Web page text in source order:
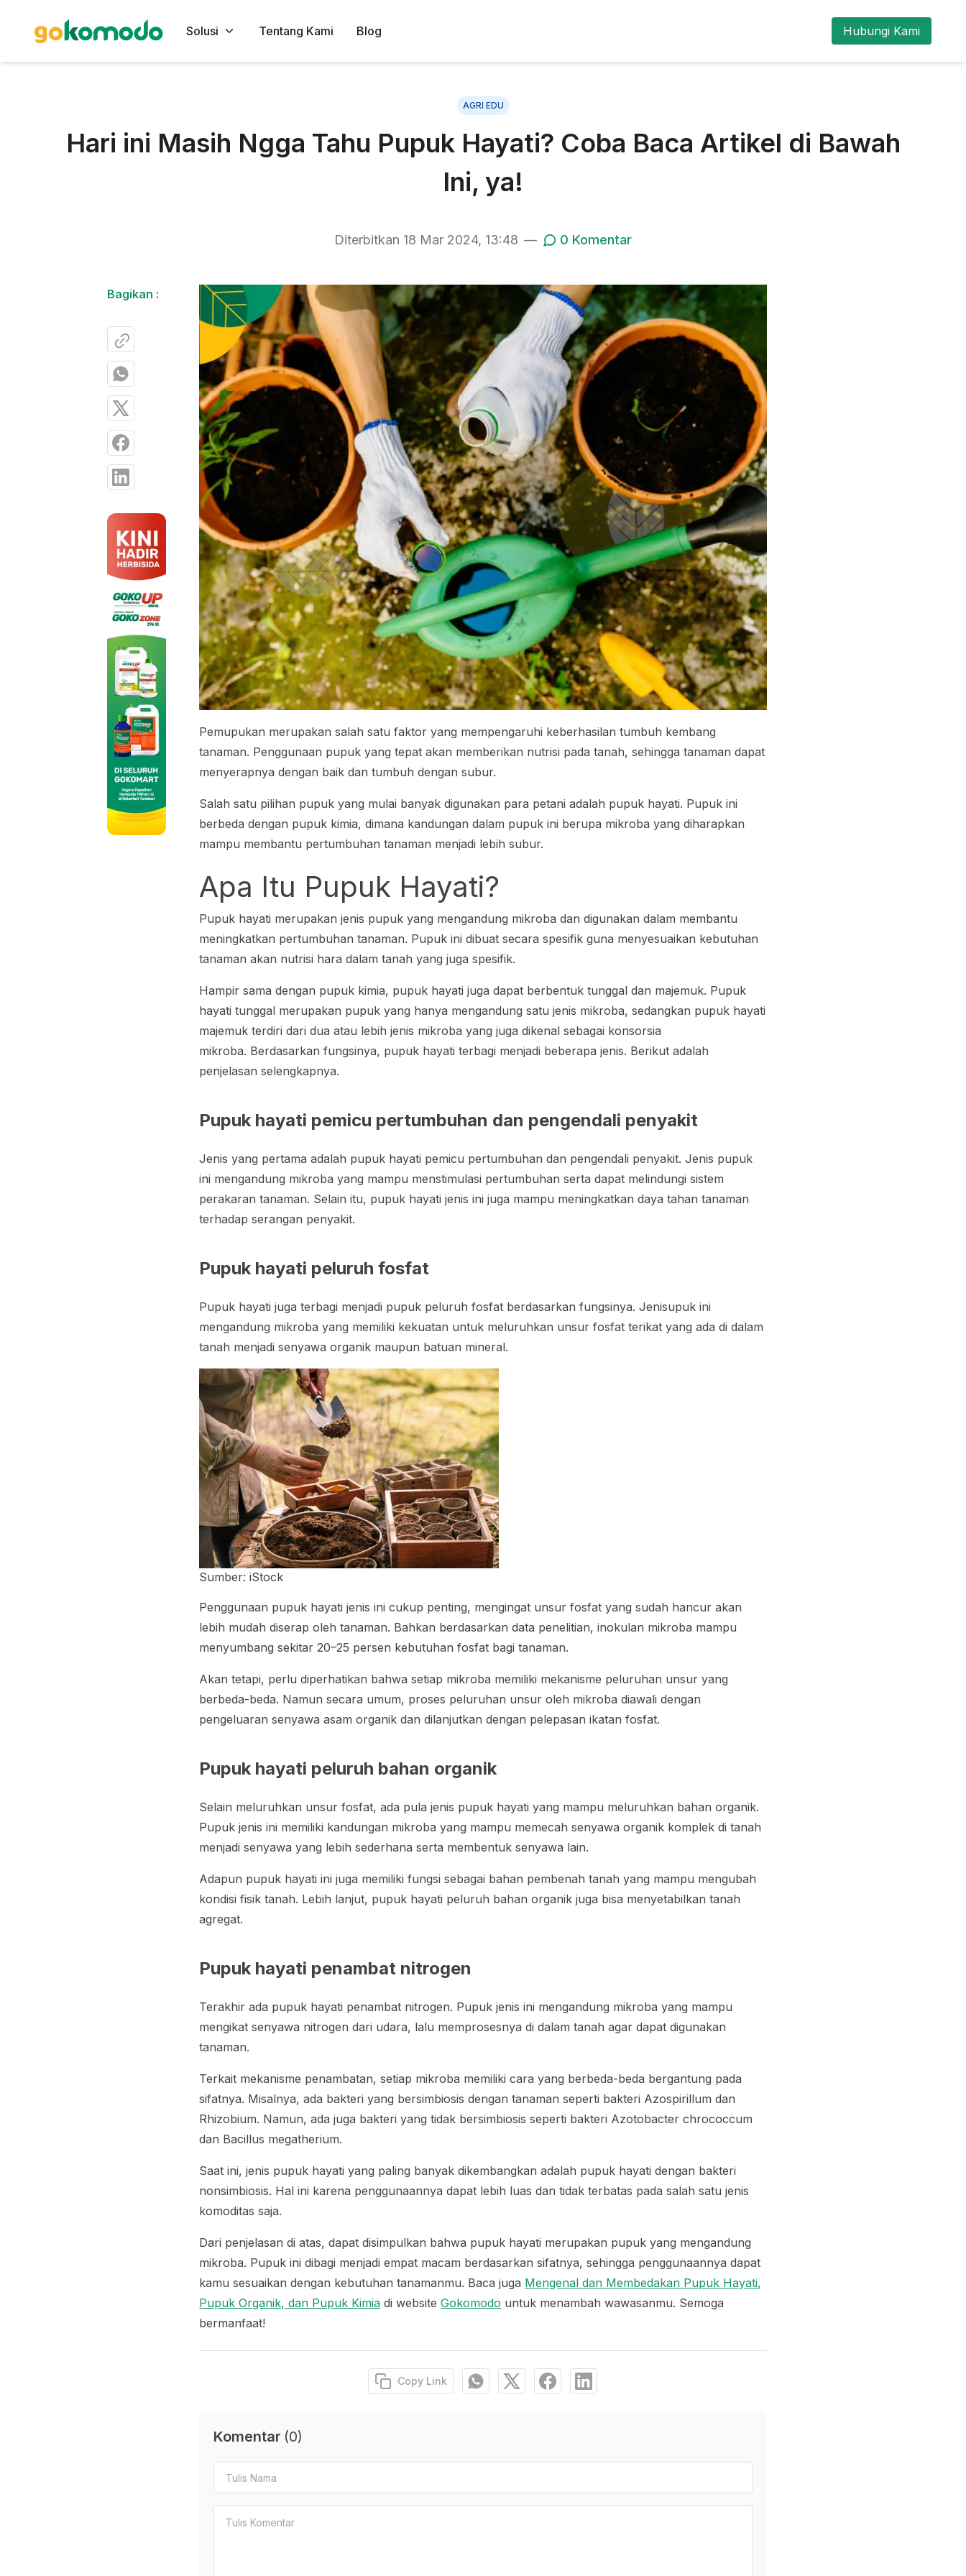
Solusi Tentang Kami Blog Hubungi Kami
AGRI EDU
Hari ini Masih Ngga Tahu Pupuk Hayati? Coba Baca Artikel di Bawah
Ini, ya!
Diterbitkan 18 Mar 2024, 13:48 — 0 Komentar
Bagikan :
Pemupukan merupakan salah satu faktor yang mempengaruhi keberhasilan tumbuh kembang
tanaman. Penggunaan pupuk yang tepat akan memberikan nutrisi pada tanah, sehingga tanaman dapat
menyerapnya dengan baik dan tumbuh dengan subur.
Salah satu pilihan pupuk yang mulai banyak digunakan para petani adalah pupuk hayati. Pupuk ini
berbeda dengan pupuk kimia, dimana kandungan dalam pupuk ini berupa mikroba yang diharapkan
mampu membantu pertumbuhan tanaman menjadi lebih subur.
Apa Itu Pupuk Hayati?
Pupuk hayati merupakan jenis pupuk yang mengandung mikroba dan digunakan dalam membantu
meningkatkan pertumbuhan tanaman. Pupuk ini dibuat secara spesifik guna menyesuaikan kebutuhan
tanaman akan nutrisi hara dalam tanah yang juga spesifik.
Hampir sama dengan pupuk kimia, pupuk hayati juga dapat berbentuk tunggal dan majemuk. Pupuk
hayati tunggal merupakan pupuk yang hanya mengandung satu jenis mikroba, sedangkan pupuk hayati
majemuk terdiri dari dua atau lebih jenis mikroba yang juga dikenal sebagai konsorsia
mikroba. Berdasarkan fungsinya, pupuk hayati terbagi menjadi beberapa jenis. Berikut adalah
penjelasan selengkapnya.
Pupuk hayati pemicu pertumbuhan dan pengendali penyakit
Jenis yang pertama adalah pupuk hayati pemicu pertumbuhan dan pengendali penyakit. Jenis pupuk
ini mengandung mikroba yang mampu menstimulasi pertumbuhan serta dapat melindungi sistem
perakaran tanaman. Selain itu, pupuk hayati jenis ini juga mampu meningkatkan daya tahan tanaman
terhadap serangan penyakit.
Pupuk hayati peluruh fosfat
Pupuk hayati juga terbagi menjadi pupuk peluruh fosfat berdasarkan fungsinya. Jenisupuk ini
mengandung mikroba yang memiliki kekuatan untuk meluruhkan unsur fosfat terikat yang ada di dalam
tanah menjadi senyawa organik maupun batuan mineral.
Sumber: iStock
Penggunaan pupuk hayati jenis ini cukup penting, mengingat unsur fosfat yang sudah hancur akan
lebih mudah diserap oleh tanaman. Bahkan berdasarkan data penelitian, inokulan mikroba mampu
menyumbang sekitar 20–25 persen kebutuhan fosfat bagi tanaman.
Akan tetapi, perlu diperhatikan bahwa setiap mikroba memiliki mekanisme peluruhan unsur yang
berbeda-beda. Namun secara umum, proses peluruhan unsur oleh mikroba diawali dengan
pengeluaran senyawa asam organik dan dilanjutkan dengan pelepasan ikatan fosfat.
Pupuk hayati peluruh bahan organik
Selain meluruhkan unsur fosfat, ada pula jenis pupuk hayati yang mampu meluruhkan bahan organik.
Pupuk jenis ini memiliki kandungan mikroba yang mampu memecah senyawa organik komplek di tanah
menjadi senyawa yang lebih sederhana serta membentuk senyawa lain.
Adapun pupuk hayati ini juga memiliki fungsi sebagai bahan pembenah tanah yang mampu mengubah
kondisi fisik tanah. Lebih lanjut, pupuk hayati peluruh bahan organik juga bisa menyetabilkan tanah
agregat.
Pupuk hayati penambat nitrogen
Terakhir ada pupuk hayati penambat nitrogen. Pupuk jenis ini mengandung mikroba yang mampu
mengikat senyawa nitrogen dari udara, lalu memprosesnya di dalam tanah agar dapat digunakan
tanaman.
Terkait mekanisme penambatan, setiap mikroba memiliki cara yang berbeda-beda bergantung pada
sifatnya. Misalnya, ada bakteri yang bersimbiosis dengan tanaman seperti bakteri Azospirillum dan
Rhizobium. Namun, ada juga bakteri yang tidak bersimbiosis seperti bakteri Azotobacter chrococcum
dan Bacillus megatherium.
Saat ini, jenis pupuk hayati yang paling banyak dikembangkan adalah pupuk hayati dengan bakteri
nonsimbiosis. Hal ini karena penggunaannya dapat lebih luas dan tidak terbatas pada salah satu jenis
komoditas saja.
Dari penjelasan di atas, dapat disimpulkan bahwa pupuk hayati merupakan pupuk yang mengandung
mikroba. Pupuk ini dibagi menjadi empat macam berdasarkan sifatnya, sehingga penggunaannya dapat
kamu sesuaikan dengan kebutuhan tanamanmu. Baca juga Mengenal dan Membedakan Pupuk Hayati,
Pupuk Organik, dan Pupuk Kimia di websiteGokomodo untuk menambah wawasanmu. Semoga
bermanfaat!
Copy Link
Komentar (0)